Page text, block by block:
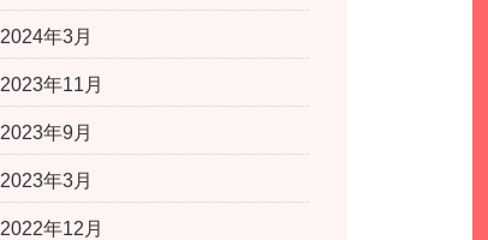
2024年3月
2023年11月
2023年9月
2023年3月
2022年12月